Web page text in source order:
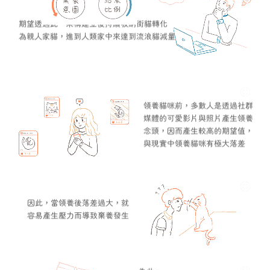
期望透過此一架構建立後持續吸納街貓轉化
為親人家貓，進到人類家中來達到流浪貓減量
領養貓咪前，多數人是透過社群
媒體的可愛影片與照片產生領養
念頭，因而產生較高的期望值，
與現實中領養貓咪有極大落差
因此，當領養後落差過大，就
容易產生壓力而導致棄養發生